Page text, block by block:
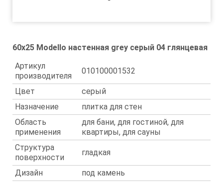
60x25 Modello настенная grey серый 04 глянцевая
Артикул
производителя
010100001532
Цвет
серый
Назначение
плитка для стен
Область
применения
для бани, для гостиной, для
квартиры, для сауны
Структура
поверхности
гладкая
Дизайн
под камень